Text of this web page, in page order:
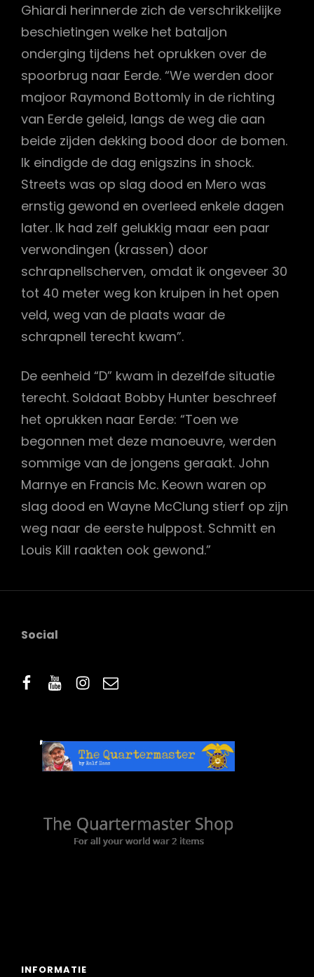
Ghiardi herinnerde zich de verschrikkelijke
beschietingen welke het bataljon
onderging tijdens het oprukken over de
spoorbrug naar Eerde. “We werden door
majoor Raymond Bottomly in de richting
van Eerde geleid, langs de weg die aan
beide zijden dekking bood door de bomen.
Ik eindigde de dag enigszins in shock.
Streets was op slag dood en Mero was
ernstig gewond en overleed enkele dagen
later. Ik had zelf gelukkig maar een paar
verwondingen (krassen) door
schrapnellscherven, omdat ik ongeveer 30
tot 40 meter weg kon kruipen in het open
veld, weg van de plaats waar de
schrapnell terecht kwam”.
De eenheid “D” kwam in dezelfde situatie
terecht. Soldaat Bobby Hunter beschreef
het oprukken naar Eerde: “Toen we
begonnen met deze manoeuvre, werden
sommige van de jongens geraakt. John
Marnye en Francis Mc. Keown waren op
slag dood en Wayne McClung stierf op zijn
weg naar de eerste hulppost. Schmitt en
Louis Kill raakten ook gewond.”
Social
facebook
youtube
instagram
email
INFORMATIE